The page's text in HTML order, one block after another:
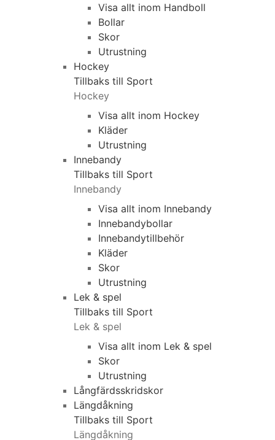
Visa allt inom Handboll
Bollar
Skor
Utrustning
Hockey
Tillbaks till Sport
Hockey
Visa allt inom Hockey
Kläder
Utrustning
Innebandy
Tillbaks till Sport
Innebandy
Visa allt inom Innebandy
Innebandybollar
Innebandytillbehör
Kläder
Skor
Utrustning
Lek & spel
Tillbaks till Sport
Lek & spel
Visa allt inom Lek & spel
Skor
Utrustning
Långfärdsskridskor
Längdåkning
Tillbaks till Sport
Längdåkning